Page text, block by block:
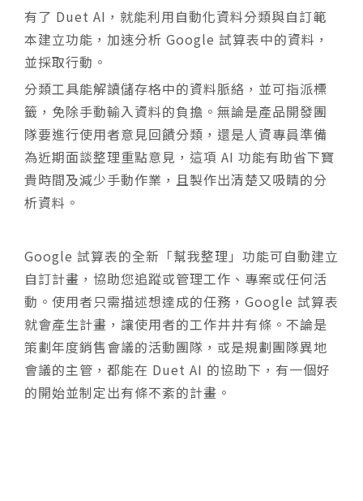
有了 Duet AI，就能利用自動化資料分類與自訂範
本建立功能，加速分析 Google 試算表中的資料，
並採取行動。
分類工具能解讀儲存格中的資料脈絡，並可指派標
籤，免除手動輸入資料的負擔。無論是產品開發團
隊要進行使用者意見回饋分類，還是人資專員準備
為近期面談整理重點意見，這項 AI 功能有助省下寶
貴時間及減少手動作業，且製作出清楚又吸睛的分
析資料。
Google 試算表的全新「幫我整理」功能可自動建立
自訂計畫，協助您追蹤或管理工作、專案或任何活
動。使用者只需描述想達成的任務，Google 試算表
就會產生計畫，讓使用者的工作井井有條。不論是
策劃年度銷售會議的活動團隊，或是規劃團隊異地
會議的主管，都能在 Duet AI 的協助下，有一個好
的開始並制定出有條不紊的計畫。